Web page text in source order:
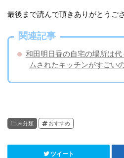
最後まで読んで頂きありがとうご
関連記事
和田明日香の自宅の場所は
ムされたキッチンがすごい
未分類 おすすめ
ツイート